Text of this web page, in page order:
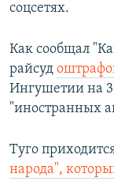
соцсетях.
Как сообщал
райсуд
Ингушетии на
"иностранных
Туго
народа",